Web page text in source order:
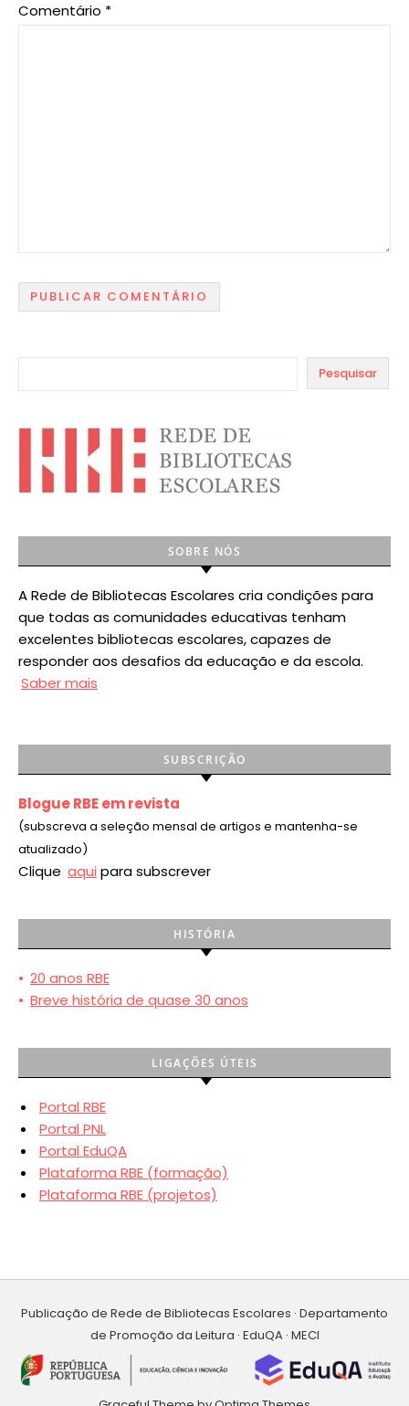
Comentário *
Pesquisar
SOBRE NÓS
A Rede de Bibliotecas Escolares cria condições para
que todas as comunidades educativas tenham
excelentes bibliotecas escolares, capazes de
responder aos desafios da educação e da escola.
Saber mais
SUBSCRIÇÃO
Blogue RBE em revista
(subscreva a seleção mensal de artigos e mantenha-se
atualizado)
Clique aqui para subscrever
HISTÓRIA
• 20 anos RBE
• Breve história de quase 30 anos
LIGAÇÕES ÚTEIS
Portal RBE
Portal PNL
Portal EduQA
Plataforma RBE (formação)
Plataforma RBE (projetos)
Publicação de Rede de Bibliotecas Escolares · Departamento
de Promoção da Leitura · EduQA · MECI